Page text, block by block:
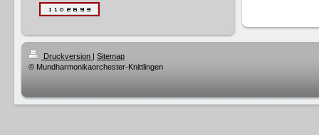
Druckversion | Sitemap
© Mundharmonikaorchester-Knittlingen